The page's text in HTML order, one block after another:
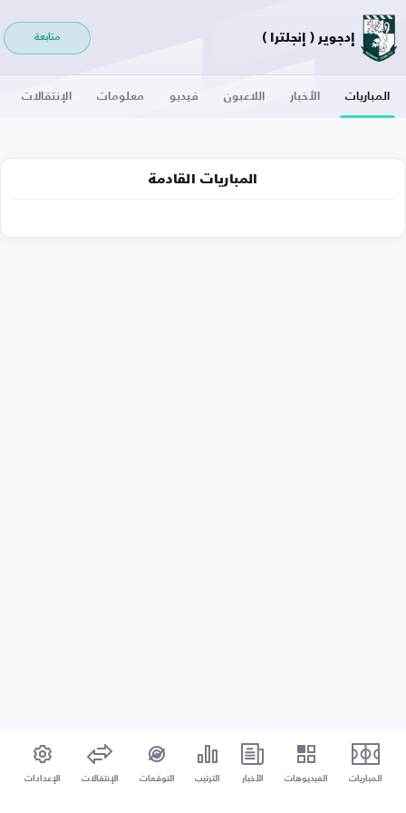
إدجوير ( إنجلترا ) متابعة
المباريات الأخبار اللاعبون فيديو معلومات الإنتقالات
المباريات القادمة
المباريات الفيديوهات الأخبار الترتيب التوقعات الإنتقالات الإعدادات